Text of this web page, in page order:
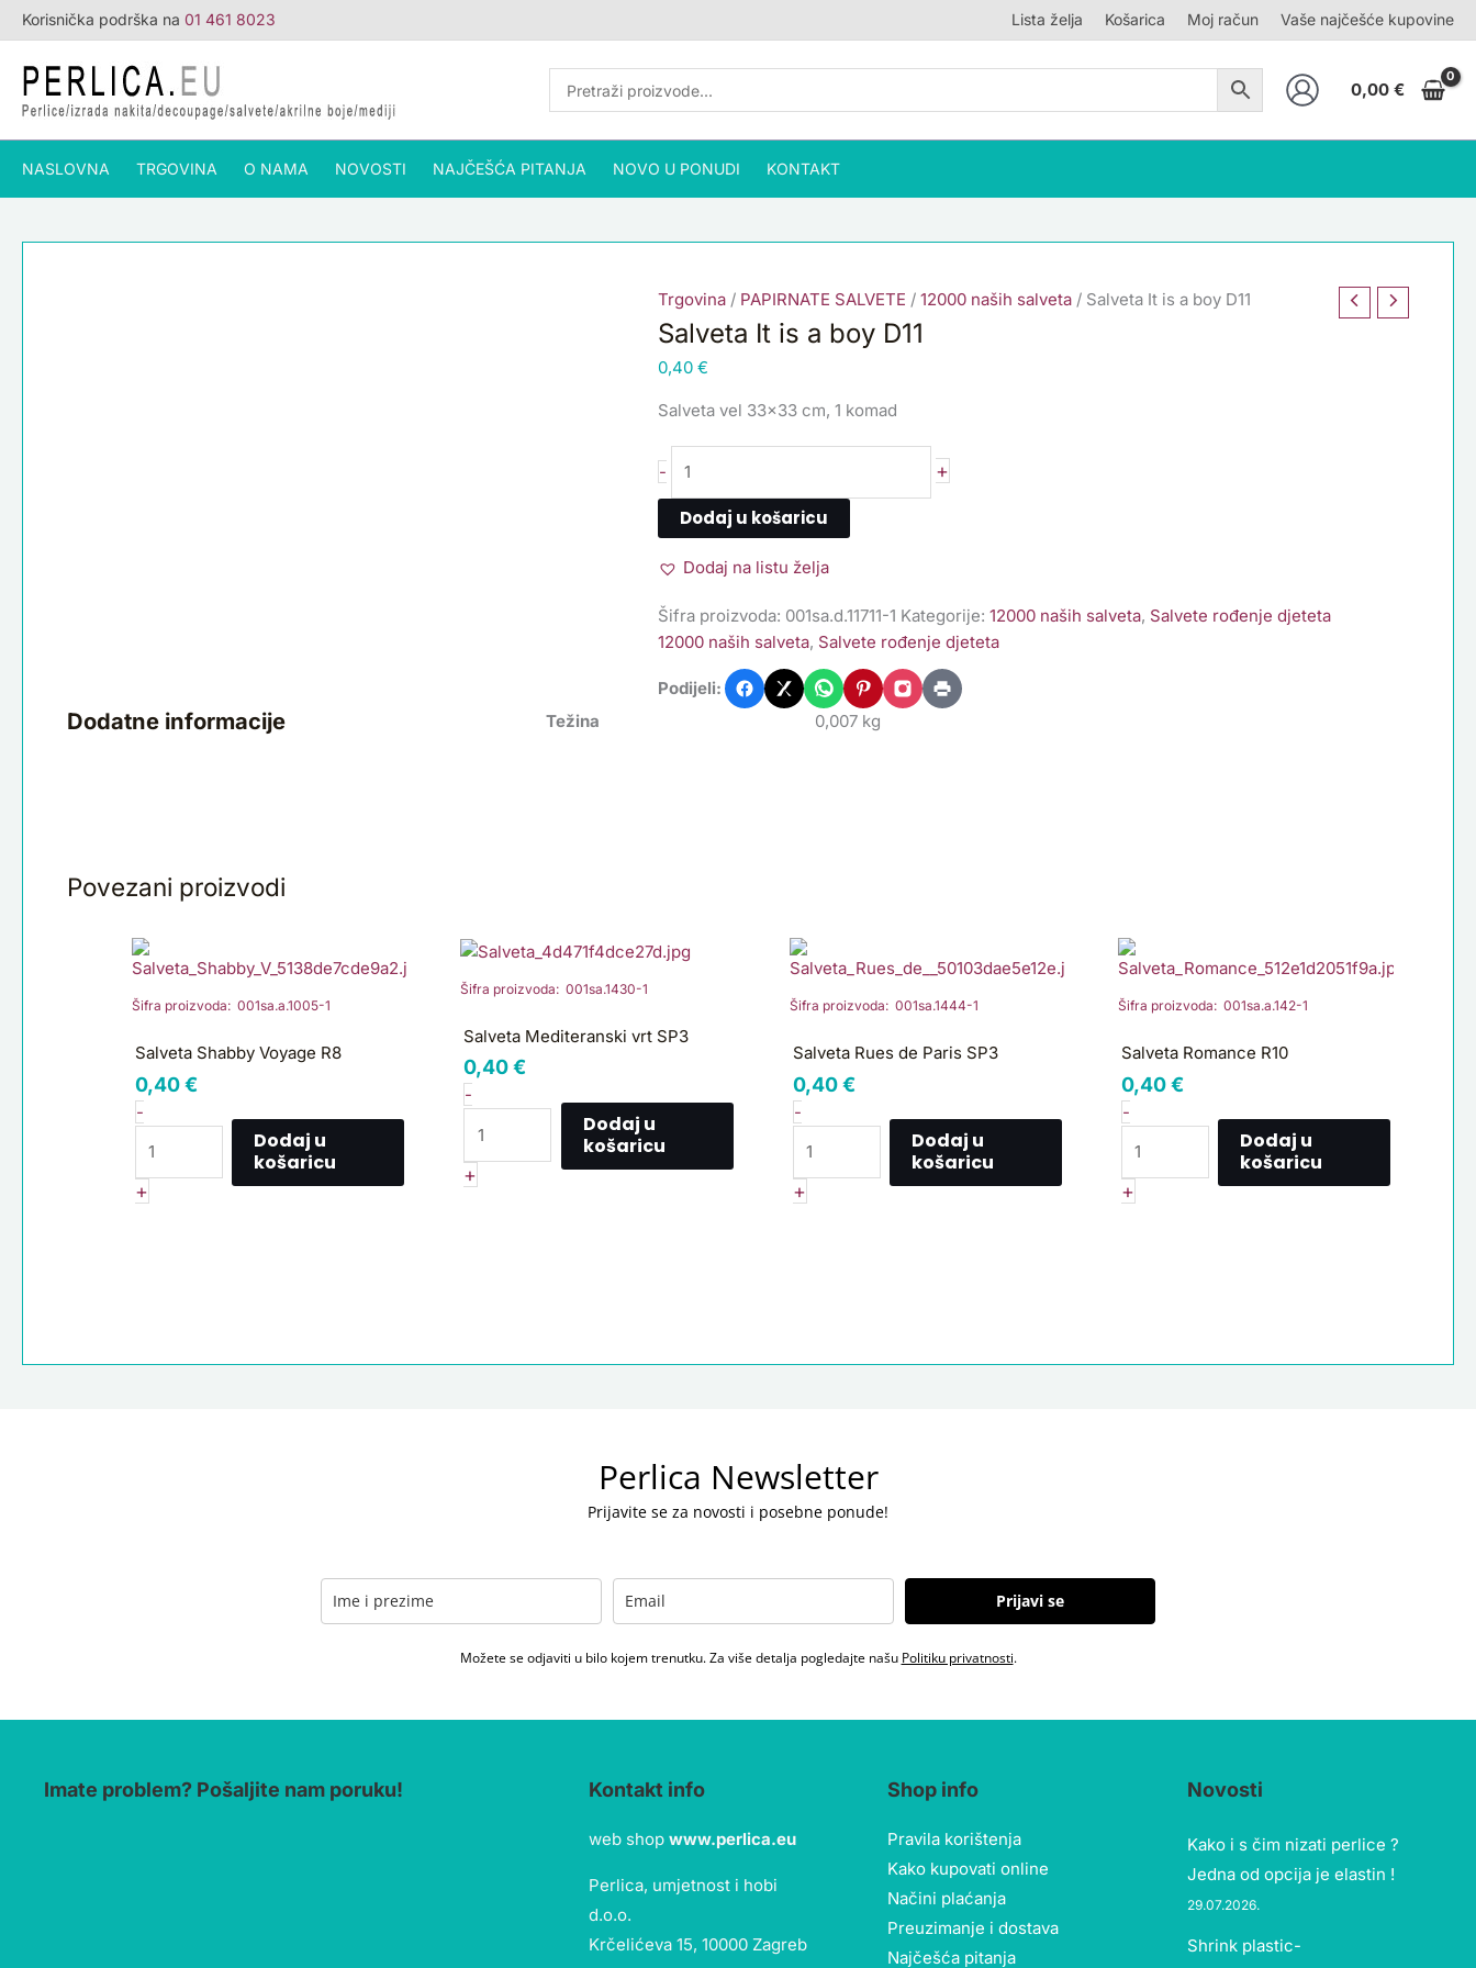
Skip
to
content
Korisnička podrška na 01 461 8023 Lista želja Košarica Moj račun Vaše najčešće kupovine
0,00 €
NASLOVNA TRGOVINA O NAMA NOVOSTI NAJČEŠĆA PITANJA NOVO U PONUDI KONTAKT
Trgovina/ PAPIRNATE SALVETE / 12000 naših salveta/ Salveta It is a boy D11
Salveta It is a boy D11
0,40 €
Salveta vel 33×33 cm, 1 komad
-
It
is
a
boy
D11
količina
+
Dodaj u košaricu
Dodaj na listu želja
Šifra proizvoda: 001sa.d.11711-1 Kategorije: 12000 naših salveta, Salvete rođenje djeteta
12000 naših salveta, Salvete rođenje djeteta
Podijeli:
Dodatne informacije Težina 0,007 kg
Povezani proizvodi
Šifra proizvoda: 001sa.a.1005-1
Salveta Shabby Voyage R8
0,40€
-
Salveta
Shabby
R8
+
Dodaj u
košaricu
Šifra proizvoda: 001sa.1430-1
Salveta Mediteranski vrt SP3
0,40€
-
Salveta
Mediteranski
vrt
količina
+
Dodaj u
košaricu
Šifra proizvoda: 001sa.1444-1
Salveta Rues de Paris SP3
0,40€
-
Salveta
Rues
Paris
količina
+
Dodaj u
košaricu
Šifra proizvoda: 001sa.a.142-1
Salveta Romance R10
0,40€
-
Salveta
Romance
količina
+
Dodaj u
košaricu
Perlica Newsletter
Prijavite se za novosti i posebne ponude!
Prijavi se
Možete se odjaviti u bilo kojem trenutku. Za više detalja pogledajte našu Politiku privatnosti.
Imate problem? Pošaljite nam poruku! Kontakt info
web shop www.perlica.eu
Perlica, umjetnost i hobi
d.o.o.
Krčelićeva 15, 10000 Zagreb
Shop info
Pravila korištenja
Kako kupovati online
Načini plaćanja
Preuzimanje i dostava
Najčešća pitanja
Novosti
Kako i s čim nizati perlice ?
Jedna od opcija je elastin !
29.07.2026.
Shrink plastic-